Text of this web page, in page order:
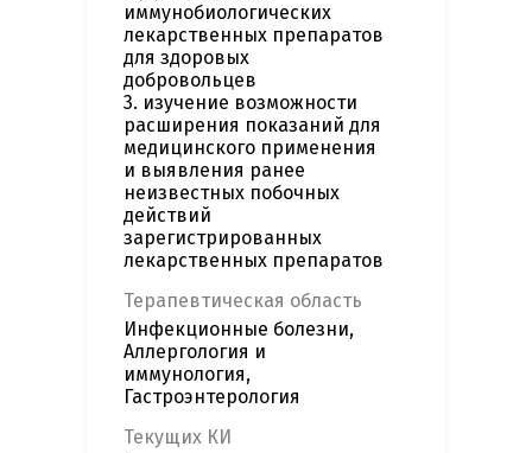
иммунобиологических
лекарственных препаратов
для здоровых
добровольцев
3. изучение возможности
расширения показаний для
медицинского применения
и выявления ранее
неизвестных побочных
действий
зарегистрированных
лекарственных препаратов
Терапевтическая область
Инфекционные болезни,
Аллергология и
иммунология,
Гастроэнтерология
Текущих КИ